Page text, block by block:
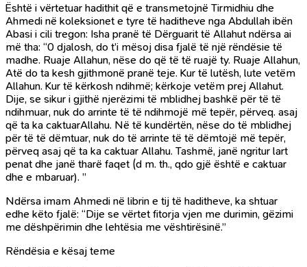
Është i vërtetuar hadithit që e transmetojnë Tirmidhiu dhe
Ahmedi në koleksionet e tyre të haditheve nga Abdullah ibën
Abasi i cili tregon: Isha pranë të Dërguarit të Allahut ndërsa ai
më tha: “0 djalosh, do t’i mësoj disa fjalë të një rëndësie të
madhe. Ruaje Allahun, nëse do që të të ruajë ty. Ruaje Allahun,
Atë do ta kesh gjithmonë pranë teje. Kur të lutësh, lute vetëm
Allahun. Kur të kërkosh ndihmë; kërkoje vetëm prej Allahut.
Dije, se sikur i gjithë njerëzimi të mblidhej bashkë për të të
ndihmuar, nuk do arrinte të të ndihmojë më tepër, përveq. asaj
që ta ka caktuarAllahu. Në të kundërtën, nëse do të mblidhej
për të të dëmtuar, nuk do të arrinte të të dëmtojë më tepër,
përveq asaj që ta ka caktuar Allahu. Tashmë, janë ngritur lart
penat dhe janë tharë faqet (d m. th., qdo gjë është e caktuar
dhe e mbaruar). ”
Ndërsa imam Ahmedi në librin e tij të haditheve, ka shtuar
edhe këto fjalë: “Dije se vërtet fitorja vjen me durimin, gëzimi
me dëshpërimin dhe lehtësia me vështirësinë.”
Rëndësia e kësaj teme